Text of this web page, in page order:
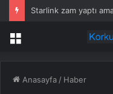
Menü
Anasayfa / Haber